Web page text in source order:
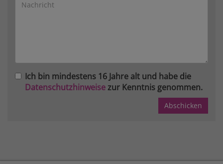
Ich bin mindestens 16 Jahre alt und habe die
Datenschutzhinweisezur Kenntnis genommen.